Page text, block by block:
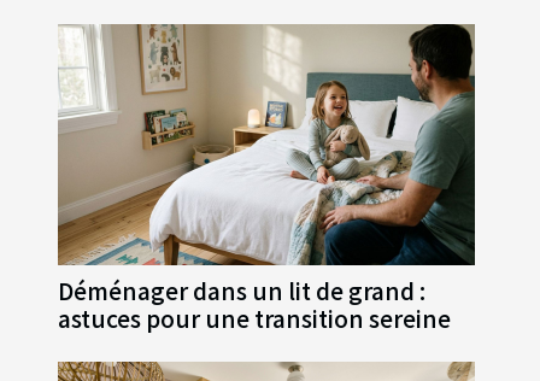
Déménager dans un lit de grand :
astuces pour une transition sereine